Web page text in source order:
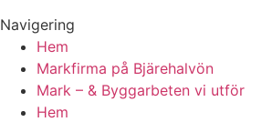
Navigering
Hem
Markfirma på Bjärehalvön
Mark – & Byggarbeten vi utför
Hem